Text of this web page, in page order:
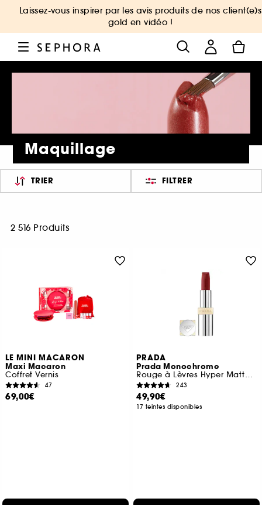
Laissez-vous inspirer par les avis produits de nos client(e)s
gold en vidéo !
Maquillage
TRIER FILTRER
2 516 Produits
LE MINI MACARON
Maxi Macaron
Coffret Vernis
47
69,00€
PRADA
Prada Monochrome
Rouge à Lèvres Hyper Matte Confort et Longue Tenue
243
49,90€
17 teintes disponibles